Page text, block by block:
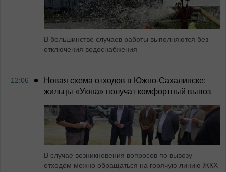
В большинстве случаев работы выполняются без
отключения водоснабжения
12:06
Новая схема отходов в Южно-Сахалинске:
жильцы «Уюна» получат комфортный вывоз
В случае возникновения вопросов по вывозу
отходом можно обращаться на горячую линию ЖКХ